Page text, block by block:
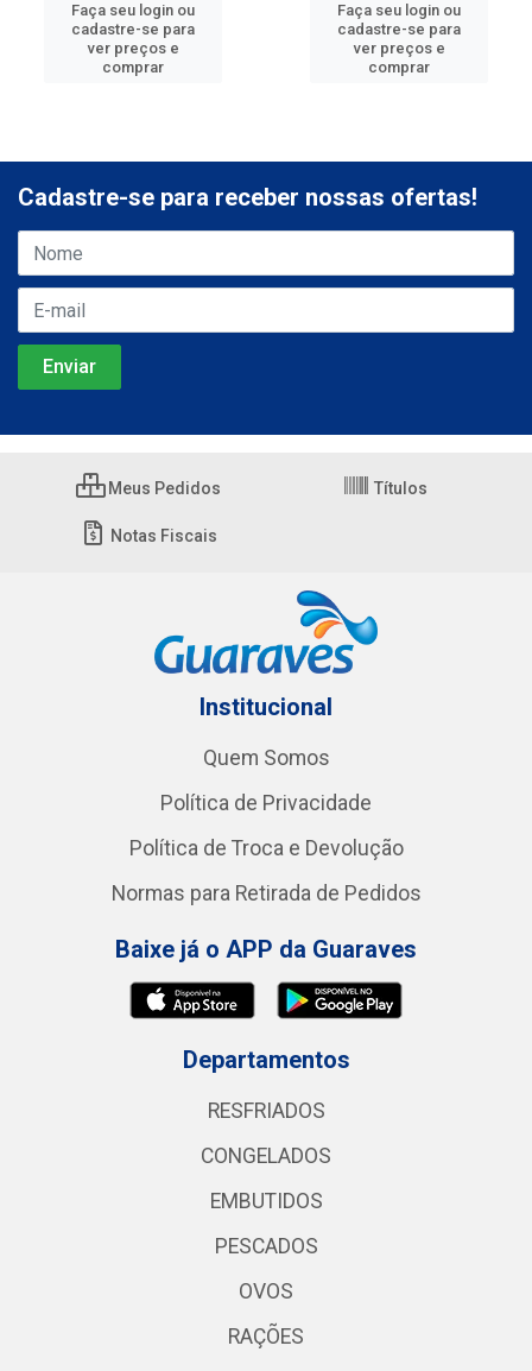
Faça seu login ou
cadastre-se para
ver preços e
comprar
Faça seu login ou
cadastre-se para
ver preços e
comprar
Cadastre-se para receber nossas ofertas!
Meus Pedidos Títulos
Notas Fiscais
Institucional
Quem Somos
Política de Privacidade
Política de Troca e Devolução
Normas para Retirada de Pedidos
Baixe já o APP da Guaraves
Departamentos
RESFRIADOS
CONGELADOS
EMBUTIDOS
PESCADOS
OVOS
RAÇÕES